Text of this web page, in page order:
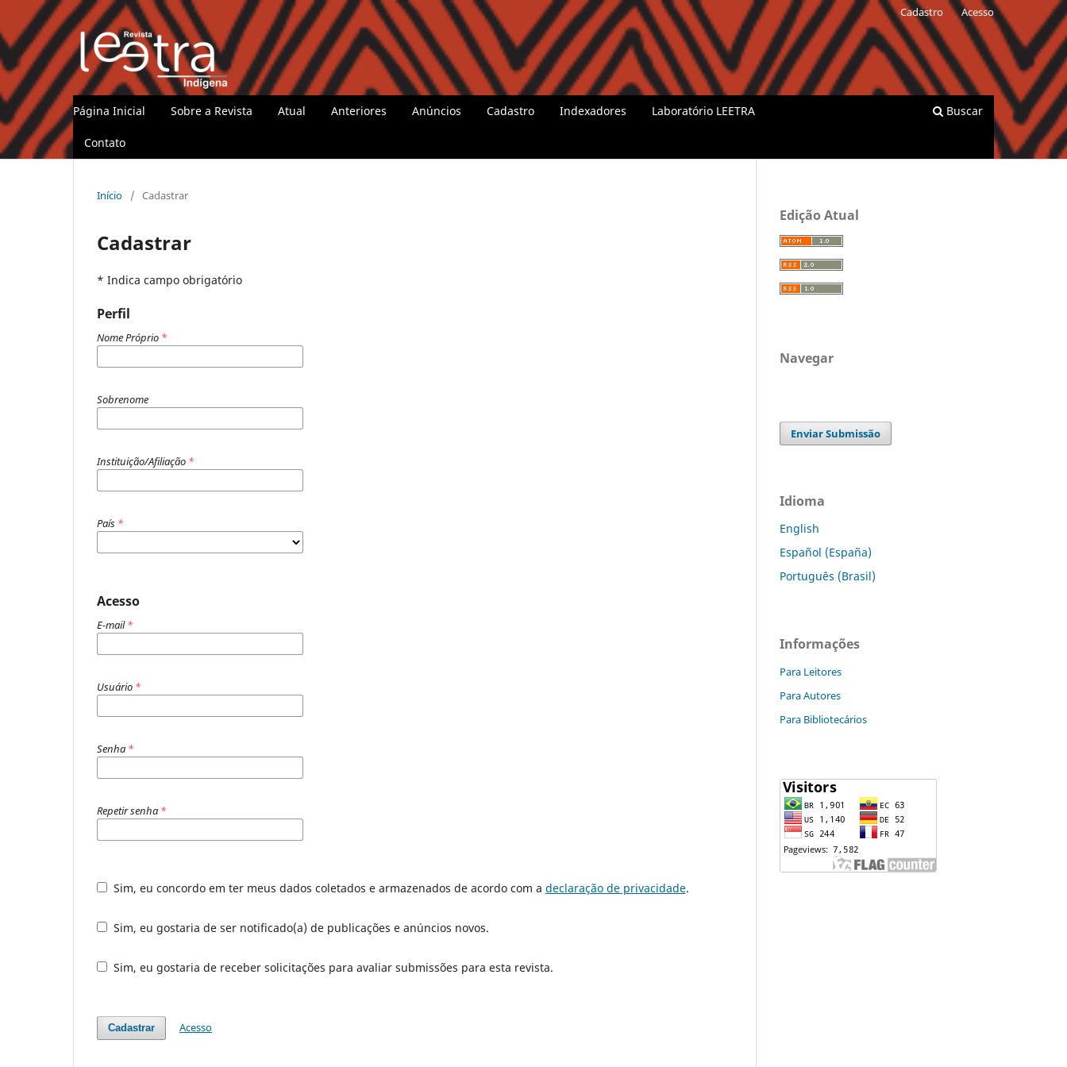
Página Inicial Sobre a Revista Atual Anteriores Anúncios Cadastro Indexadores Laboratório LEETRA
Contato
Buscar
Cadastro Acesso
Início / Cadastrar
Cadastrar
* Indica campo obrigatório
Perfil
Nome Próprio *
Sobrenome
Instituição/Afiliação *
País *
Acesso
E-mail*
Usuário *
Senha *
Repetir senha *
Sim, eu concordo em ter meus dados coletados e armazenados de acordo com a declaração de privacidade.
Sim, eu gostaria de ser notificado(a) de publicações e anúncios novos.
Sim, eu gostaria de receber solicitações para avaliar submissões para esta revista.
Cadastrar Acesso
Edição Atual
Navegar
Enviar Submissão
Idioma
English
Español (España)
Português (Brasil)
Informações
Para Leitores
Para Autores
Para Bibliotecários